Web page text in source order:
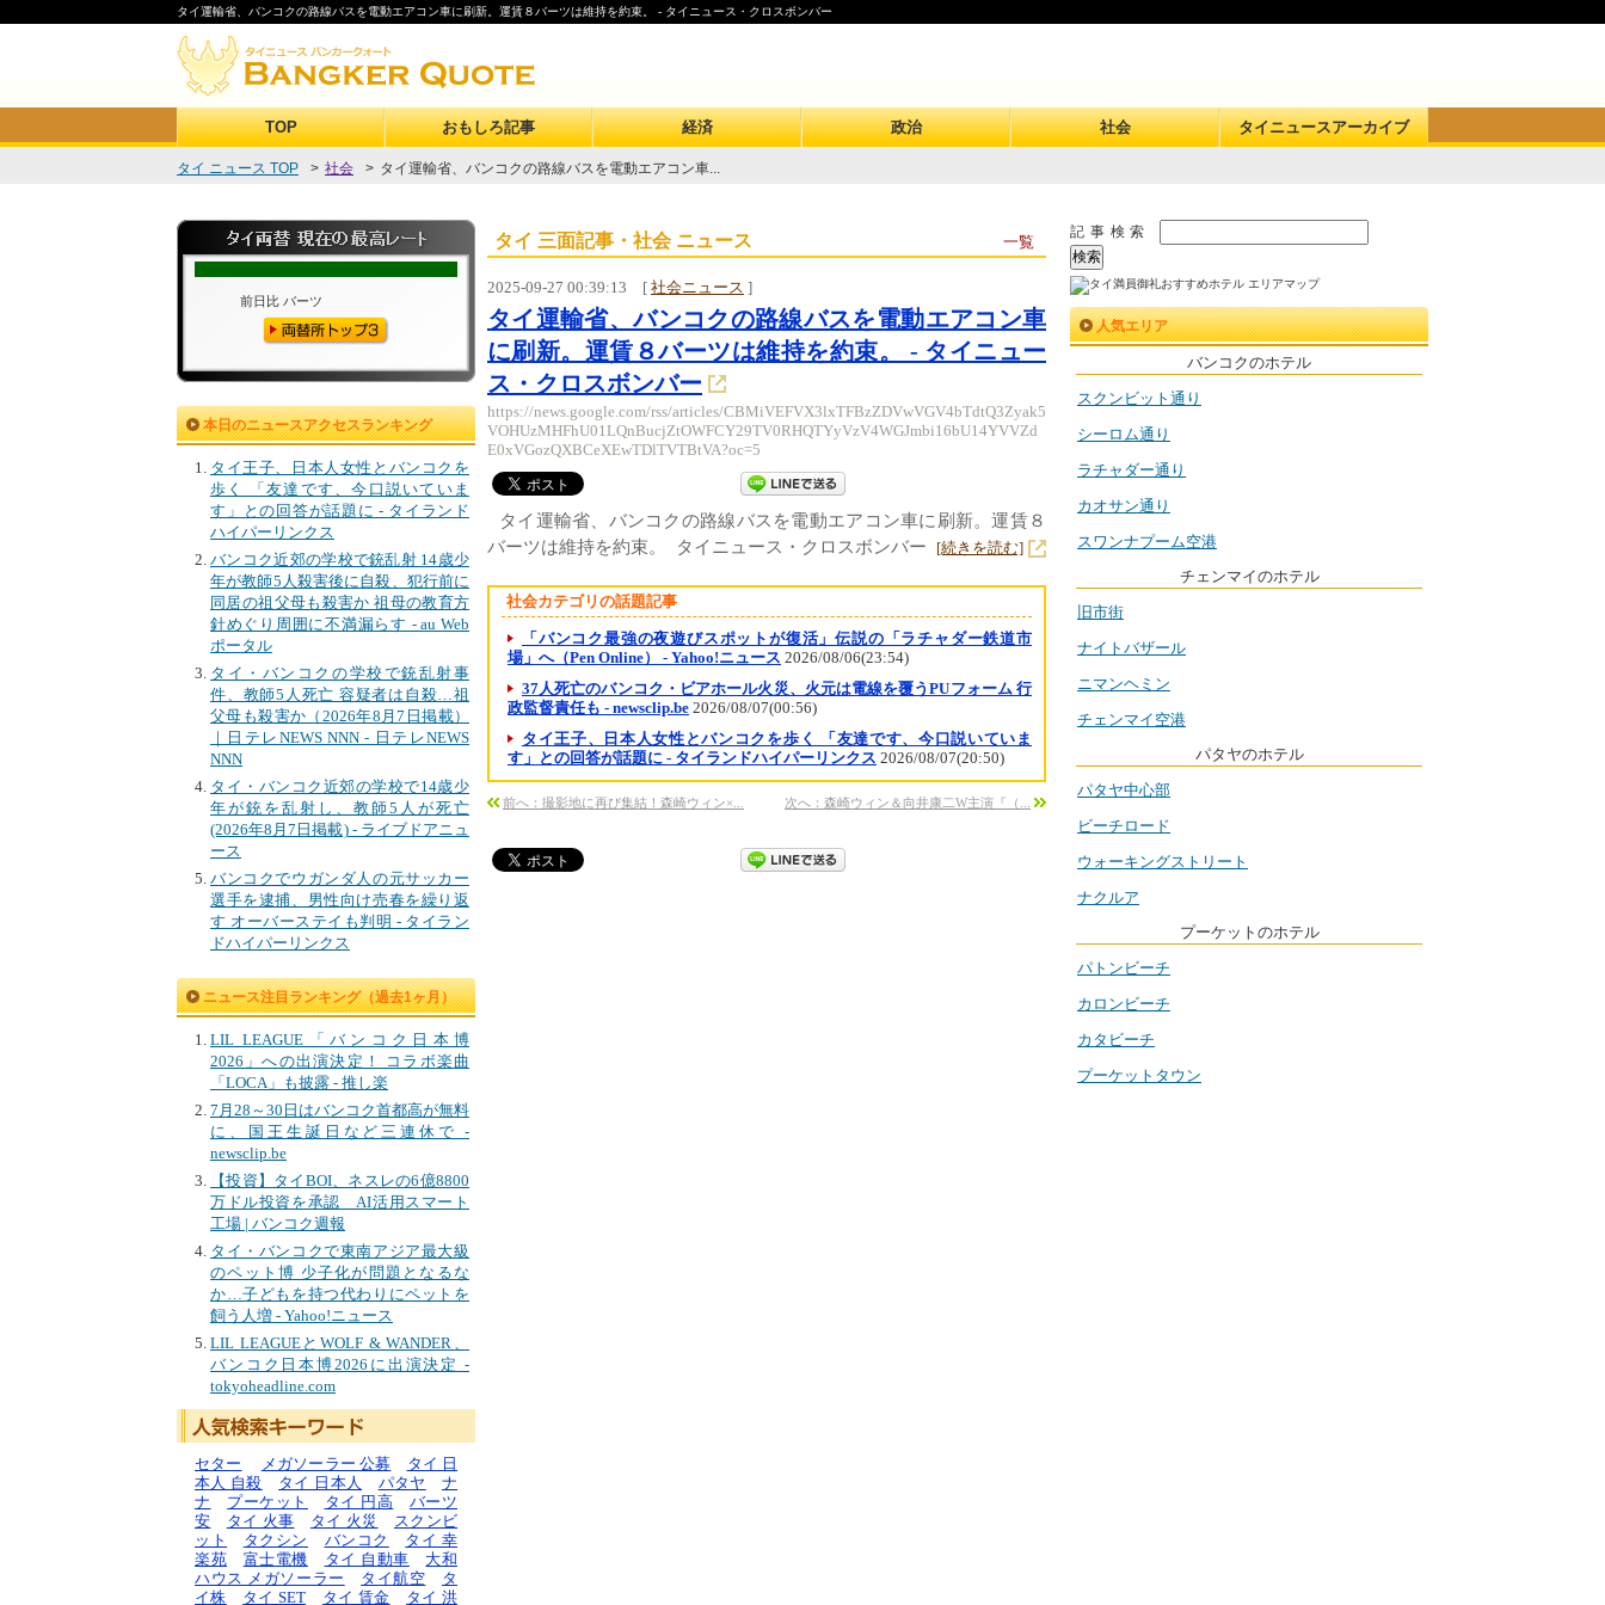
タイ運輸省、バンコクの路線バスを電動エアコン車に刷新。運賃８バーツは維持を約束。 - タイニュース・クロスボンバー
TOP おもしろ記事 経済 政治 社会 タイニュースアーカイブ
タイ ニュース TOP > 社会 > タイ運輸省、バンコクの路線バスを電動エアコン車...
本日のニュースアクセスランキング
タイ王子、日本人女性とバンコクを
歩く 「友達です、今口説いていま
す」との回答が話題に - タイランド
ハイパーリンクス
バンコク近郊の学校で銃乱射 14歳少
年が教師5人殺害後に自殺、犯行前に
同居の祖父母も殺害か 祖母の教育方
針めぐり周囲に不満漏らす - au Web
ポータル
タイ・バンコクの学校で銃乱射事
件、教師5人死亡 容疑者は自殺…祖
父母も殺害か（2026年8月7日掲載）
｜日テレNEWS NNN - 日テレNEWS
NNN
タイ・バンコク近郊の学校で14歳少
年が銃を乱射し、教師5人が死亡
(2026年8月7日掲載) - ライブドアニュ
ース
バンコクでウガンダ人の元サッカー
選手を逮捕、男性向け売春を繰り返
す オーバーステイも判明 - タイラン
ドハイパーリンクス
ニュース注目ランキング（過去1ヶ月）
LIL LEAGUE「バンコク日本博
2026」への出演決定！ コラボ楽曲
「LOCA」も披露 - 推し楽
7月28～30日はバンコク首都高が無料
に、国王生誕日など三連休で -
newsclip.be
【投資】タイBOI、ネスレの6億8800
万ドル投資を承認 AI活用スマート
工場 | バンコク週報
タイ・バンコクで東南アジア最大級
のペット博 少子化が問題となるな
か…子どもを持つ代わりにペットを
飼う人増 - Yahoo!ニュース
LIL LEAGUEとWOLF & WANDER、
バンコク日本博2026に出演決定 -
tokyoheadline.com
セター メガソーラー 公募
タイ 日
本人 自殺
タイ 日本人 パタヤ
ナ
ナ
プーケット タイ 円高
バーツ
安
タイ 火事 タイ 火災
スクンビ
ット
タクシン バンコク
タイ 幸
楽苑
富士電機 タイ 自動車
大和
ハウス メガソーラー
タイ航空
タ
イ株
タイ SET タイ 賃金 タイ 洪
タイ 三面記事・社会 ニュース 一覧
2025-09-27 00:39:13 [ 社会ニュース ]
タイ運輸省、バンコクの路線バスを電動エアコン車
に刷新。運賃８バーツは維持を約束。 - タイニュー
ス・クロスボンバー
https://news.google.com/rss/articles/CBMiVEFVX3lxTFBzZDVwVGV4bTdtQ3Zyak5
VOHUzMHFhU01LQnBucjZtOWFCY29TV0RHQTYyVzV4WGJmbi16bU14YVVZd
E0xVGozQXBCeXEwTDlTVTBtVA?oc=5
タイ運輸省、バンコクの路線バスを電動エアコン車に刷新。運賃８
バーツは維持を約束。 タイニュース・クロスボンバー [続きを読む]
社会カテゴリの話題記事
「バンコク最強の夜遊びスポットが復活」伝説の「ラチャダー鉄道市
場」へ（Pen Online） - Yahoo!ニュース 2026/08/06(23:54)
37人死亡のバンコク・ビアホール火災、火元は電線を覆うPUフォーム 行
政監督責任も - newsclip.be 2026/08/07(00:56)
タイ王子、日本人女性とバンコクを歩く 「友達です、今口説いていま
す」との回答が話題に - タイランドハイパーリンクス 2026/08/07(20:50)
前へ：撮影地に再び集結！森崎ウィン×... 次へ：森崎ウィン＆向井康二W主演『（...
記事検索